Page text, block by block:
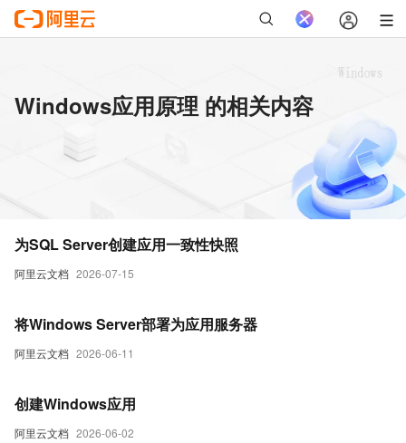
Windows应用原理 的相关内容
阿里云文档 2026-07-15
为SQL Server创建应用一致性快照
阿里云文档 2026-06-11
将Windows Server部署为应用服务器
阿里云文档 2026-06-02
创建Windows应用